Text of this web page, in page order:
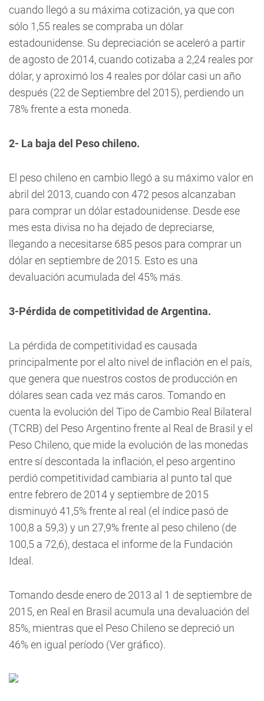
cuando llegó a su máxima cotización, ya que con
sólo 1,55 reales se compraba un dólar
estadounidense. Su depreciación se aceleró a partir
de agosto de 2014, cuando cotizaba a 2,24 reales por
dólar, y aproximó los 4 reales por dólar casi un año
después (22 de Septiembre del 2015), perdiendo un
78% frente a esta moneda.
2- La baja del Peso chileno.
El peso chileno en cambio llegó a su máximo valor en
abril del 2013, cuando con 472 pesos alcanzaban
para comprar un dólar estadounidense. Desde ese
mes esta divisa no ha dejado de depreciarse,
llegando a necesitarse 685 pesos para comprar un
dólar en septiembre de 2015. Esto es una
devaluación acumulada del 45% más.
3-Pérdida de competitividad de Argentina.
La pérdida de competitividad es causada
principalmente por el alto nivel de inflación en el país,
que genera que nuestros costos de producción en
dólares sean cada vez más caros. Tomando en
cuenta la evolución del Tipo de Cambio Real Bilateral
(TCRB) del Peso Argentino frente al Real de Brasil y el
Peso Chileno, que mide la evolución de las monedas
entre sí descontada la inflación, el peso argentino
perdió competitividad cambiaria al punto tal que
entre febrero de 2014 y septiembre de 2015
disminuyó 41,5% frente al real (el índice pasó de
100,8 a 59,3) y un 27,9% frente al peso chileno (de
100,5 a 72,6), destaca el informe de la Fundación
Ideal.
Tomando desde enero de 2013 al 1 de septiembre de
2015, en Real en Brasil acumula una devaluación del
85%, mientras que el Peso Chileno se depreció un
46% en igual período (Ver gráfico).